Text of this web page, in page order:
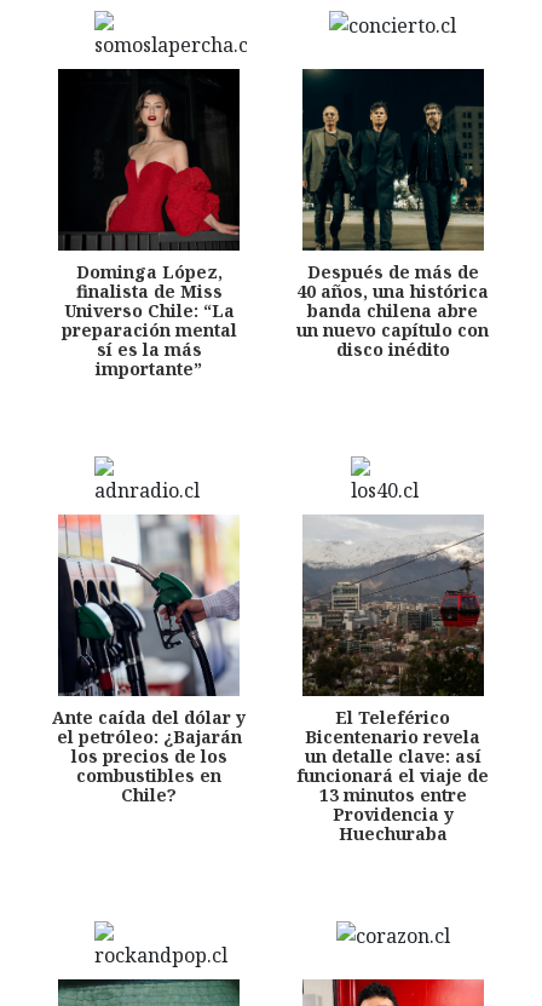
Dominga López,
finalista de Miss
Universo Chile: “La
preparación mental
sí es la más
importante”
Después de más de
40 años, una histórica
banda chilena abre
un nuevo capítulo con
disco inédito
Ante caída del dólar y
el petróleo: ¿Bajarán
los precios de los
combustibles en
Chile?
El Teleférico
Bicentenario revela
un detalle clave: así
funcionará el viaje de
13 minutos entre
Providencia y
Huechuraba